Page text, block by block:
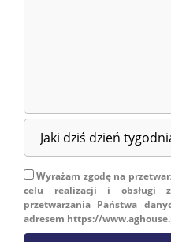
Wyrażam zgodę na
celu realizacji i obsługi
przetwarzania Państwa
adresem https://